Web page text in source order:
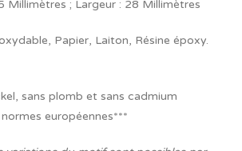
Millimètres ; Largeur : 28 Millimètres
Papier, Laiton, Résine époxy.
sans plomb et sans cadmium
européennes***